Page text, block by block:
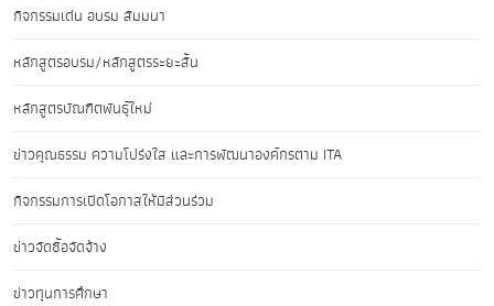
กิจกรรมเด่น อบรม สัมมนา
หลักสูตรอบรม/หลักสูตรระยะสั้น
หลักสูตรบัณฑิตพันธุ์ใหม่
ข่าวคุณธรรม ความโปร่งใส และการพัฒนาองค์กรตาม ITA
กิจกรรมการเปิดโอกาสให้มีส่วนร่วม
ข่าวจัดซื้อจัดจ้าง
ข่าวทุนการศึกษา